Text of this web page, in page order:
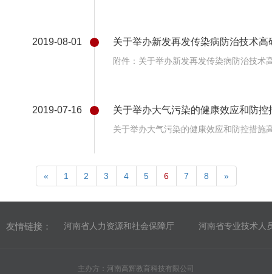
2019-08-01 关于举办新发再发传染病防治技术高
附件：关于举办新发再发传染病防治技术
2019-07-16 关于举办大气污染的健康效应和防
关于举办大气污染的健康效应和防控措施
« 1 2 3 4 5 6 7 8 »
友情链接： 河南省人力资源和社会保障厅 河南省专业技术人
主办方：河南高辉教育科技有限公司